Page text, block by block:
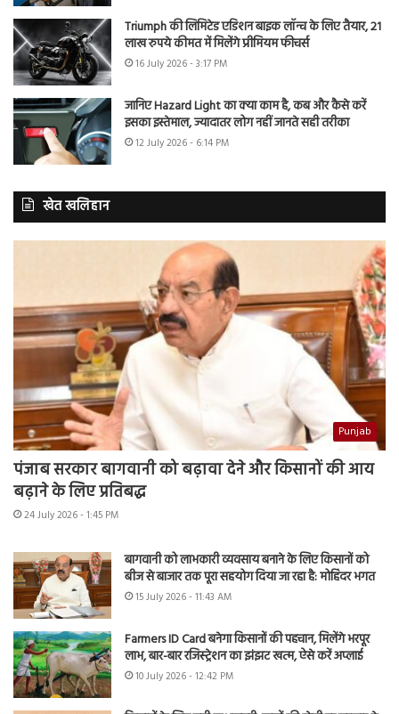
Triumph की लिमिटेड एडिशन बाइक लॉन्च के लिए तैयार, 21
लाख रुपये कीमत में मिलेंगे प्रीमियम फीचर्स
16 July 2026 - 3:17 PM
जानिए Hazard Light का क्या काम है, कब और कैसे करें
इसका इस्तेमाल, ज्यादातर लोग नहीं जानते सही तरीका
12 July 2026 - 6:14 PM
खेत खलिहान
Punjab
पंजाब सरकार बागवानी को बढ़ावा देने और किसानों की आय
बढ़ाने के लिए प्रतिबद्ध
24 July 2026 - 1:45 PM
बागवानी को लाभकारी व्यवसाय बनाने के लिए किसानों को
बीज से बाजार तक पूरा सहयोग दिया जा रहा है: मोहिंदर भगत
15 July 2026 - 11:43 AM
Farmers ID Card बनेगा किसानों की पहचान, मिलेंगे भरपूर
लाभ, बार-बार रजिस्ट्रेशन का झंझट खत्म, ऐसे करें अप्लाई
10 July 2026 - 12:42 PM